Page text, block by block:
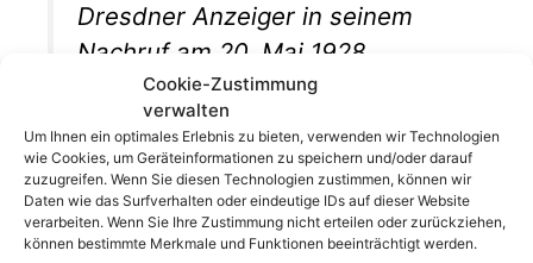
Cookie-Zustimmung
verwalten
Um Ihnen ein optimales Erlebnis zu bieten, verwenden wir Technologien
wie Cookies, um Geräteinformationen zu speichern und/oder darauf
zuzugreifen. Wenn Sie diesen Technologien zustimmen, können wir
Daten wie das Surfverhalten oder eindeutige IDs auf dieser Website
verarbeiten. Wenn Sie Ihre Zustimmung nicht erteilen oder zurückziehen,
können bestimmte Merkmale und Funktionen beeinträchtigt werden.
Dresdner Anzeiger in seinem
Nachruf am 20. Mai 1928.
Heinrich Ernemann gehörte zu den
deutschen Unternehmerpersönlichkeiten, die
nach 1871, aus untersten sozialen Schichten
stammend, mit Energie und Gespür für